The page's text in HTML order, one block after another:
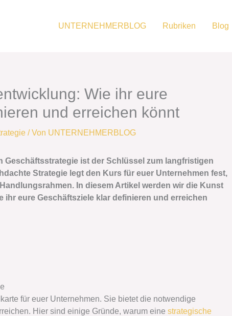
UNTERNEHMERBLOG Rubriken Blog
Wie ihr eure
und erreichen könnt
/ Von UNTERNEHMERBLOG
Geschäftsstrategie ist der Schlüssel zum langfristigen
Strategie legt den Kurs für euer Unternehmen fest,
In diesem Artikel werden wir die Kunst
eure Geschäftsziele klar definieren und erreichen
für euer Unternehmen. Sie bietet die notwendige
Hier sind einige Gründe, warum eine strategische